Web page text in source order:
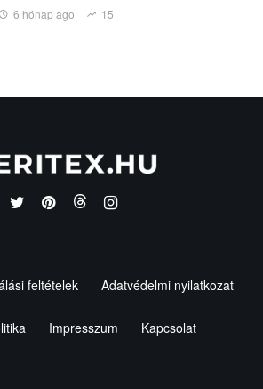
6 hónap ago 15
feltételek Adatvédelmi nyilatkozat
Impresszum Kapcsolat